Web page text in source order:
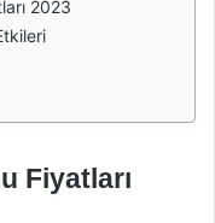
2023
Fiyatları